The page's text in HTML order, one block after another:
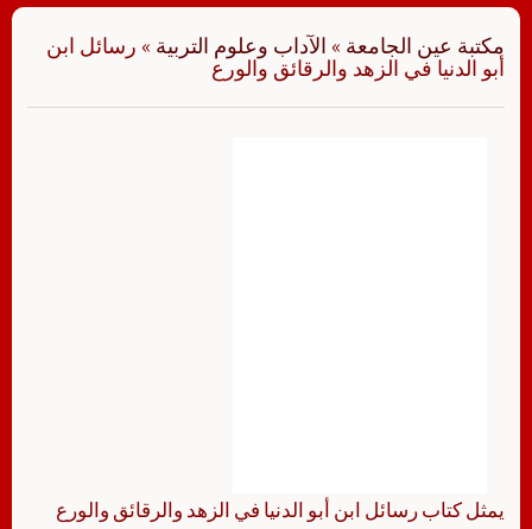
مكتبة عين الجامعة » الآداب وعلوم التربية » رسائل ابن
أبو الدنيا في الزهد والرقائق والورع
يمثل كتاب رسائل ابن أبو الدنيا في الزهد والرقائق والورع